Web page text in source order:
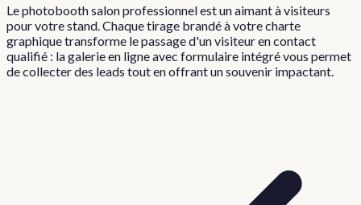
Le photobooth salon professionnel est un aimant à visiteurs
pour votre stand. Chaque tirage brandé à votre charte
graphique transforme le passage d'un visiteur en contact
qualifié : la galerie en ligne avec formulaire intégré vous permet
de collecter des leads tout en offrant un souvenir impactant.